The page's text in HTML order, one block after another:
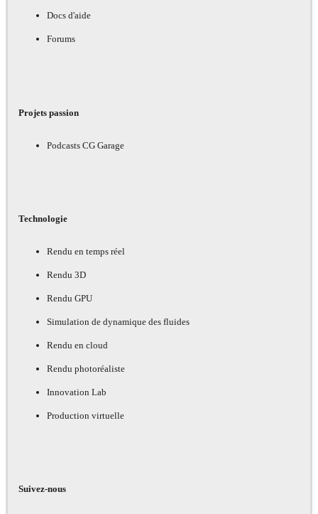
Docs d'aide
Forums
Projets passion
Podcasts CG Garage
Technologie
Rendu en temps réel
Rendu 3D
Rendu GPU
Simulation de dynamique des fluides
Rendu en cloud
Rendu photoréaliste
Innovation Lab
Production virtuelle
Suivez-nous